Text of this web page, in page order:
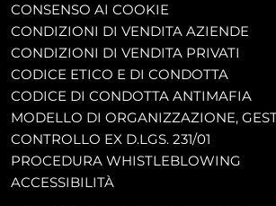
CONSENSO AI COOKIE
CONDIZIONI DI VENDITA AZIENDE
CONDIZIONI DI VENDITA PRIVATI
CODICE ETICO E DI CONDOTTA
CODICE DI CONDOTTA ANTIMAFIA
MODELLO DI ORGANIZZAZIONE,
CONTROLLO EX D.LGS. 231/01
PROCEDURA WHISTLEBLOWING
ACCESSIBILITÀ